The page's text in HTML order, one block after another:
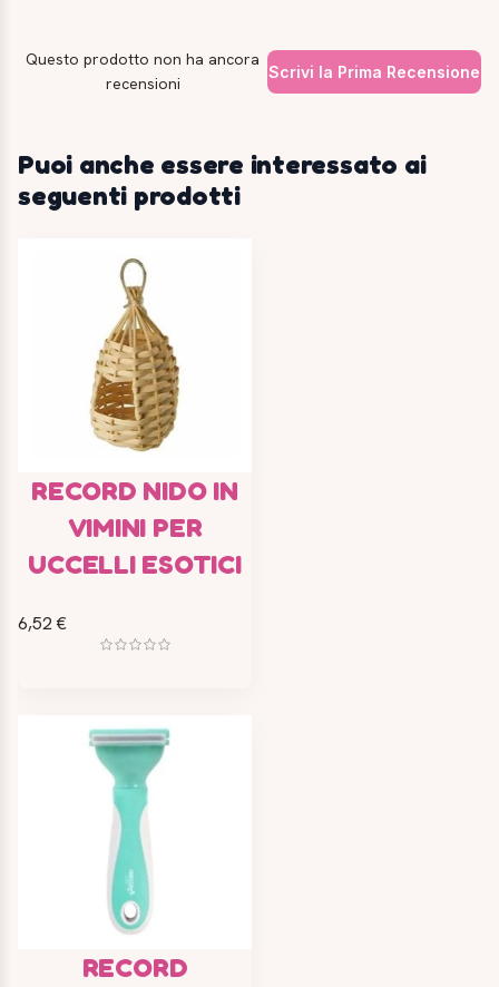
Questo prodotto non ha ancora
recensioni
Scrivi la Prima Recensione
Puoi anche essere interessato ai
seguenti prodotti
RECORD NIDO IN
VIMINI PER
UCCELLI ESOTICI
6,52 €
RECORD